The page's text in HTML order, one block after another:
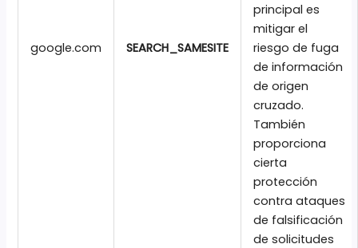
google.com SEARCH_SAMESITE
principal es
mitigar el
riesgo de fuga
de información
de origen
cruzado.
También
proporciona
cierta
protección
contra ataques
de falsificación
de solicitudes